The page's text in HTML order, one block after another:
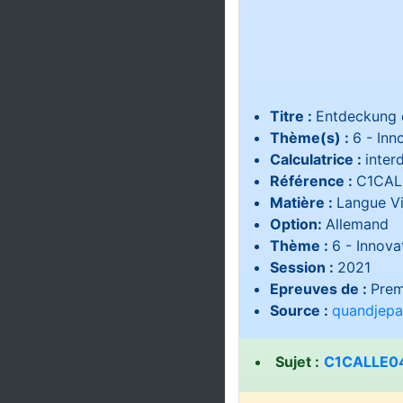
Titre : Entdeckung
Thème(s) : 6 -
Calculatrice :
Référence :
Matière : Langue
Option: Allemand
Thème : 6 -
Session : 2021
Epreuves de :
Source :
Sujet :